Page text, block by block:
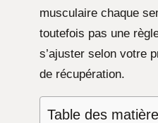
musculaire chaque
toutefois pas une
s’ajuster selon votre
de récupération.
Table des